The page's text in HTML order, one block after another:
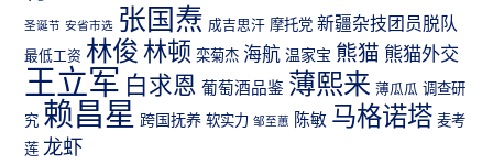
圣诞节 安省市选 张国焘 成吉思汗 摩托党 新疆杂技团员脱队
最低工资 林俊 林顿 栾菊杰 海航 温家宝 熊猫 熊猫外交
王立军 白求恩 葡萄酒品鉴 薄熙来 薄瓜瓜 调查研
究 赖昌星 跨国抚养 软实力 邹至蕙 陈敏 马格诺塔 麦考
莲 龙虾